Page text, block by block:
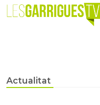
Actualitat